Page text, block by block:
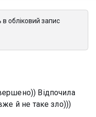
обліковий запис
Відпочила
й не таке зло)))